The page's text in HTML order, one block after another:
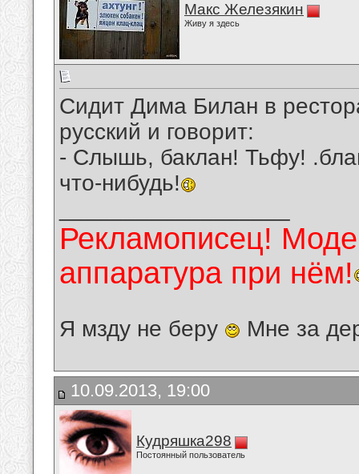
Макс Железякин
Живу я здесь
Сидит Дима Билан в
русский и говорит:
- Слышь, баклан! Тьфу!
что-нибудь!
Рекламописец!
аппаратура при нём!
Я мзду не беру Мне за
10.09.2013, 19:00
Кудряшка298
Постоянный пользователь